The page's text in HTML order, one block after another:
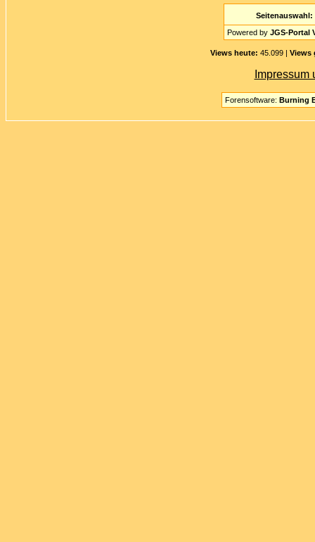
Seitenauswahl:
Powered by JGS-Portal
Views heute: 45.099 | Views
Forensoftware: Burning